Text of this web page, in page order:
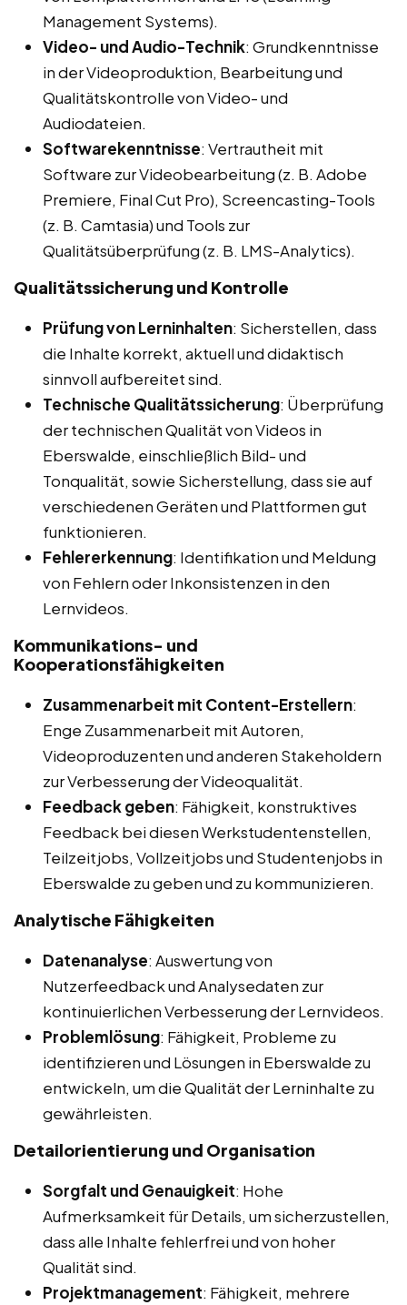
Management Systems).
Video- und Audio-Technik: Grundkenntnisse
in der Videoproduktion, Bearbeitung und
Qualitätskontrolle von Video- und
Audiodateien.
Softwarekenntnisse: Vertrautheit mit
Software zur Videobearbeitung (z. B. Adobe
Premiere, Final Cut Pro), Screencasting-Tools
(z. B. Camtasia) und Tools zur
Qualitätsüberprüfung (z. B. LMS-Analytics).
Qualitätssicherung und Kontrolle
Prüfung von Lerninhalten: Sicherstellen, dass
die Inhalte korrekt, aktuell und didaktisch
sinnvoll aufbereitet sind.
Technische Qualitätssicherung: Überprüfung
der technischen Qualität von Videos in
Eberswalde, einschließlich Bild- und
Tonqualität, sowie Sicherstellung, dass sie auf
verschiedenen Geräten und Plattformen gut
funktionieren.
Fehlererkennung: Identifikation und Meldung
von Fehlern oder Inkonsistenzen in den
Lernvideos.
Kommunikations- und
Kooperationsfähigkeiten
Zusammenarbeit mit Content-Erstellern:
Enge Zusammenarbeit mit Autoren,
Videoproduzenten und anderen Stakeholdern
zur Verbesserung der Videoqualität.
Feedback geben: Fähigkeit, konstruktives
Feedback bei diesen Werkstudentenstellen,
Teilzeitjobs, Vollzeitjobs und Studentenjobs in
Eberswalde zu geben und zu kommunizieren.
Analytische Fähigkeiten
Datenanalyse: Auswertung von
Nutzerfeedback und Analysedaten zur
kontinuierlichen Verbesserung der Lernvideos.
Problemlösung: Fähigkeit, Probleme zu
identifizieren und Lösungen in Eberswalde zu
entwickeln, um die Qualität der Lerninhalte zu
gewährleisten.
Detailorientierung und Organisation
Sorgfalt und Genauigkeit: Hohe
Aufmerksamkeit für Details, um sicherzustellen,
dass alle Inhalte fehlerfrei und von hoher
Qualität sind.
Projektmanagement: Fähigkeit, mehrere